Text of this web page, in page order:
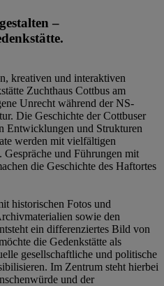
–
kreativen und interaktiven
Zuchthaus Cottbus am
Unrecht während der NS-
Die Geschichte der Cottbuser
Entwicklungen und Strukturen
werden mit vielfältigen
und Führungen mit
die Geschichte des Haftortes
historischen Fotos und
sowie den
ein differenziertes Bild von
die Gedenkstätte als
gesellschaftliche und politische
Im Zentrum steht hierbei
und der